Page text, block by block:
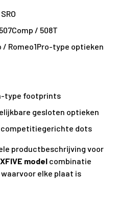
/ 508T
/ Romeo1Pro-type optieken
type footprints
gesloten optieken
competitiegerichte dots
productbeschrijving voor
model combinatie
waarvoor elke plaat is